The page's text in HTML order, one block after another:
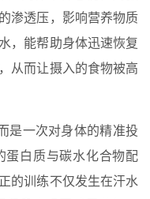
渗透压，影响营养物质
，能帮助身体迅速恢复
从而让摄入的食物被高
是一次对身体的精准投
蛋白质与碳水化合物配
的训练不仅发生在汗水